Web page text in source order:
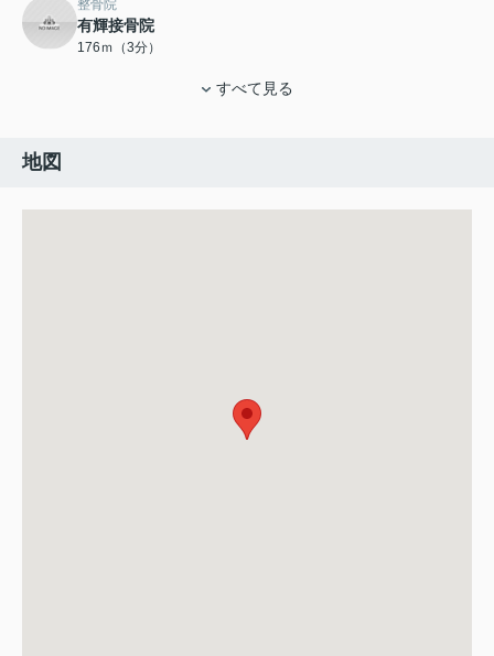
整骨院
有輝接骨院
176ｍ（3分）
すべて見る
地図